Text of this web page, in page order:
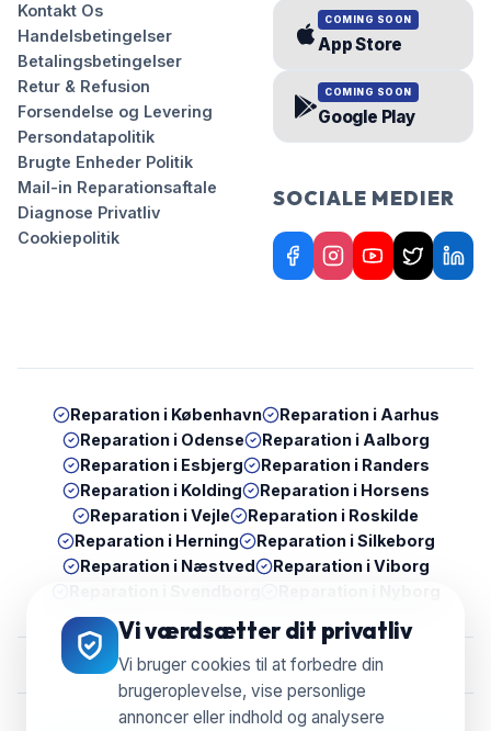
Vi værdsætter dit privatliv
Vi bruger cookies til at forbedre din
brugeroplevelse, vise personlige
annoncer eller indhold og analysere
Kontakt Os
Handelsbetingelser
Betalingsbetingelser
Retur & Refusion
Forsendelse og Levering
Persondatapolitik
Brugte Enheder Politik
Mail-in Reparationsaftale
Diagnose Privatliv
Cookiepolitik
COMING SOON
App Store
COMING SOON
Google Play
SOCIALE MEDIER
Reparation i København Reparation i Aarhus
Reparation i Odense Reparation i Aalborg
Reparation i Esbjerg Reparation i Randers
Reparation i Kolding Reparation i Horsens
Reparation iVejle Reparation i Roskilde
Reparation i Herning Reparation i Silkeborg
Reparation i Næstved Reparation i Viborg